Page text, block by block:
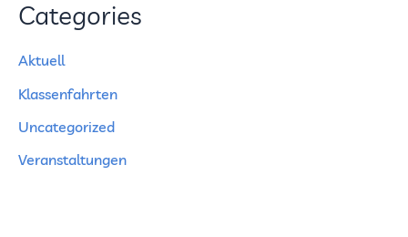
Categories
Aktuell
Klassenfahrten
Uncategorized
Veranstaltungen